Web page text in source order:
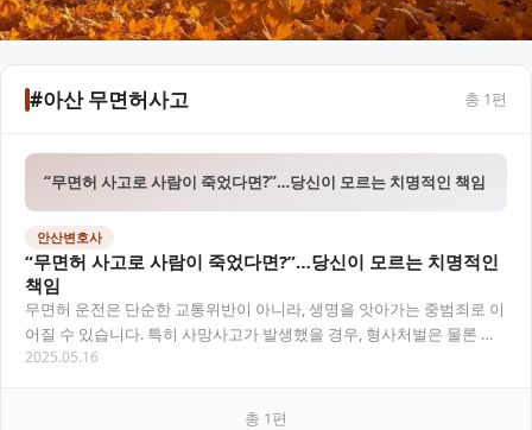
#아산 무면허사고 총 1편
“무면허 사고로 사람이 죽었다면?”…당신이 모르는 치명적인 책임
안산변호사
“무면허 사고로 사람이 죽었다면?”…당신이 모르는 치명적인
책임
무면허 운전은 단순한 교통위반이 아니라, 생명을 앗아가는 중범죄로 이
어질 수 있습니다. 특히 사망사고가 발생했을 경우, 형사처벌은 물론 민
사책임, 보험 미적용 등 복잡한 법률 문제…
2025.05.16
총 1편